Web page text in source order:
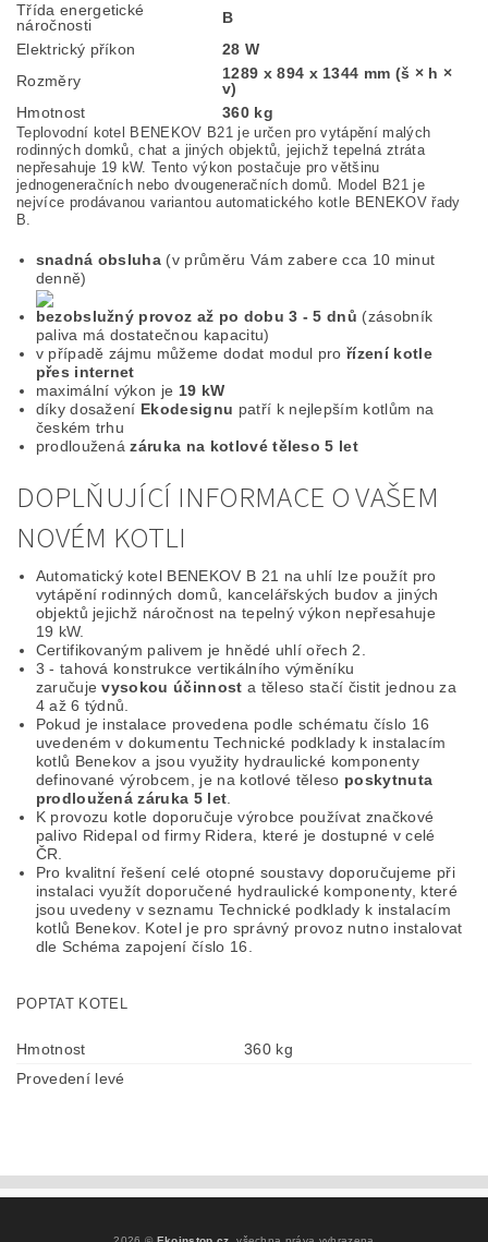
Třída energetické
náročnosti
B
Elektrický příkon
28 W
Rozměry
1289 x 894 x 1344 mm (š × h ×
v)
Hmotnost
360 kg
Teplovodní kotel BENEKOV B21 je určen pro vytápění malých
rodinných domků, chat a jiných objektů, jejichž tepelná ztráta
nepřesahuje 19 kW. Tento výkon postačuje pro většinu
jednogeneračních nebo dvougeneračních domů. Model B21 je
nejvíce prodávanou variantou automatického kotle BENEKOV řady
B.
snadná obsluha (v průměru Vám zabere cca 10 minut
denně)
bezobslužný provoz až po dobu 3 - 5 dnů (zásobník
paliva má dostatečnou kapacitu)
v případě zájmu můžeme dodat modul pro řízení kotle
přes internet
maximální výkon je 19 kW
díky dosažení Ekodesignu patří k nejlepším kotlům na
českém trhu
prodloužená záruka na kotlové těleso 5 let
DOPLŇUJÍCÍ INFORMACE O VAŠEM
NOVÉM KOTLI
Automatický kotel BENEKOV B 21 na uhlí lze použít pro
vytápění rodinných domů, kancelářských budov a jiných
objektů jejichž náročnost na tepelný výkon nepřesahuje
19 kW.
Certifikovaným palivem je hnědé uhlí ořech 2.
3 - tahová konstrukce vertikálního výměníku
zaručuje vysokou účinnost a těleso stačí čistit jednou za
4 až 6 týdnů.
Pokud je instalace provedena podle schématu číslo 16
uvedeném v dokumentu Technické podklady k instalacím
kotlů Benekov a jsou využity hydraulické komponenty
definované výrobcem, je na kotlové těleso poskytnuta
prodloužená záruka 5 let
K provozu kotle doporučuje výrobce používat značkové
palivo Ridepal od firmy Ridera, které je dostupné v celé
ČR.
Pro kvalitní řešení celé otopné soustavy doporučujeme při
instalaci využít doporučené hydraulické komponenty, které
jsou uvedeny v seznamu Technické podklady k instalacím
kotlů Benekov. Kotel je pro správný provoz nutno instalovat
dle Schéma zapojení číslo 16.
POPTAT KOTEL
Hmotnost
360 kg
Provedení levé